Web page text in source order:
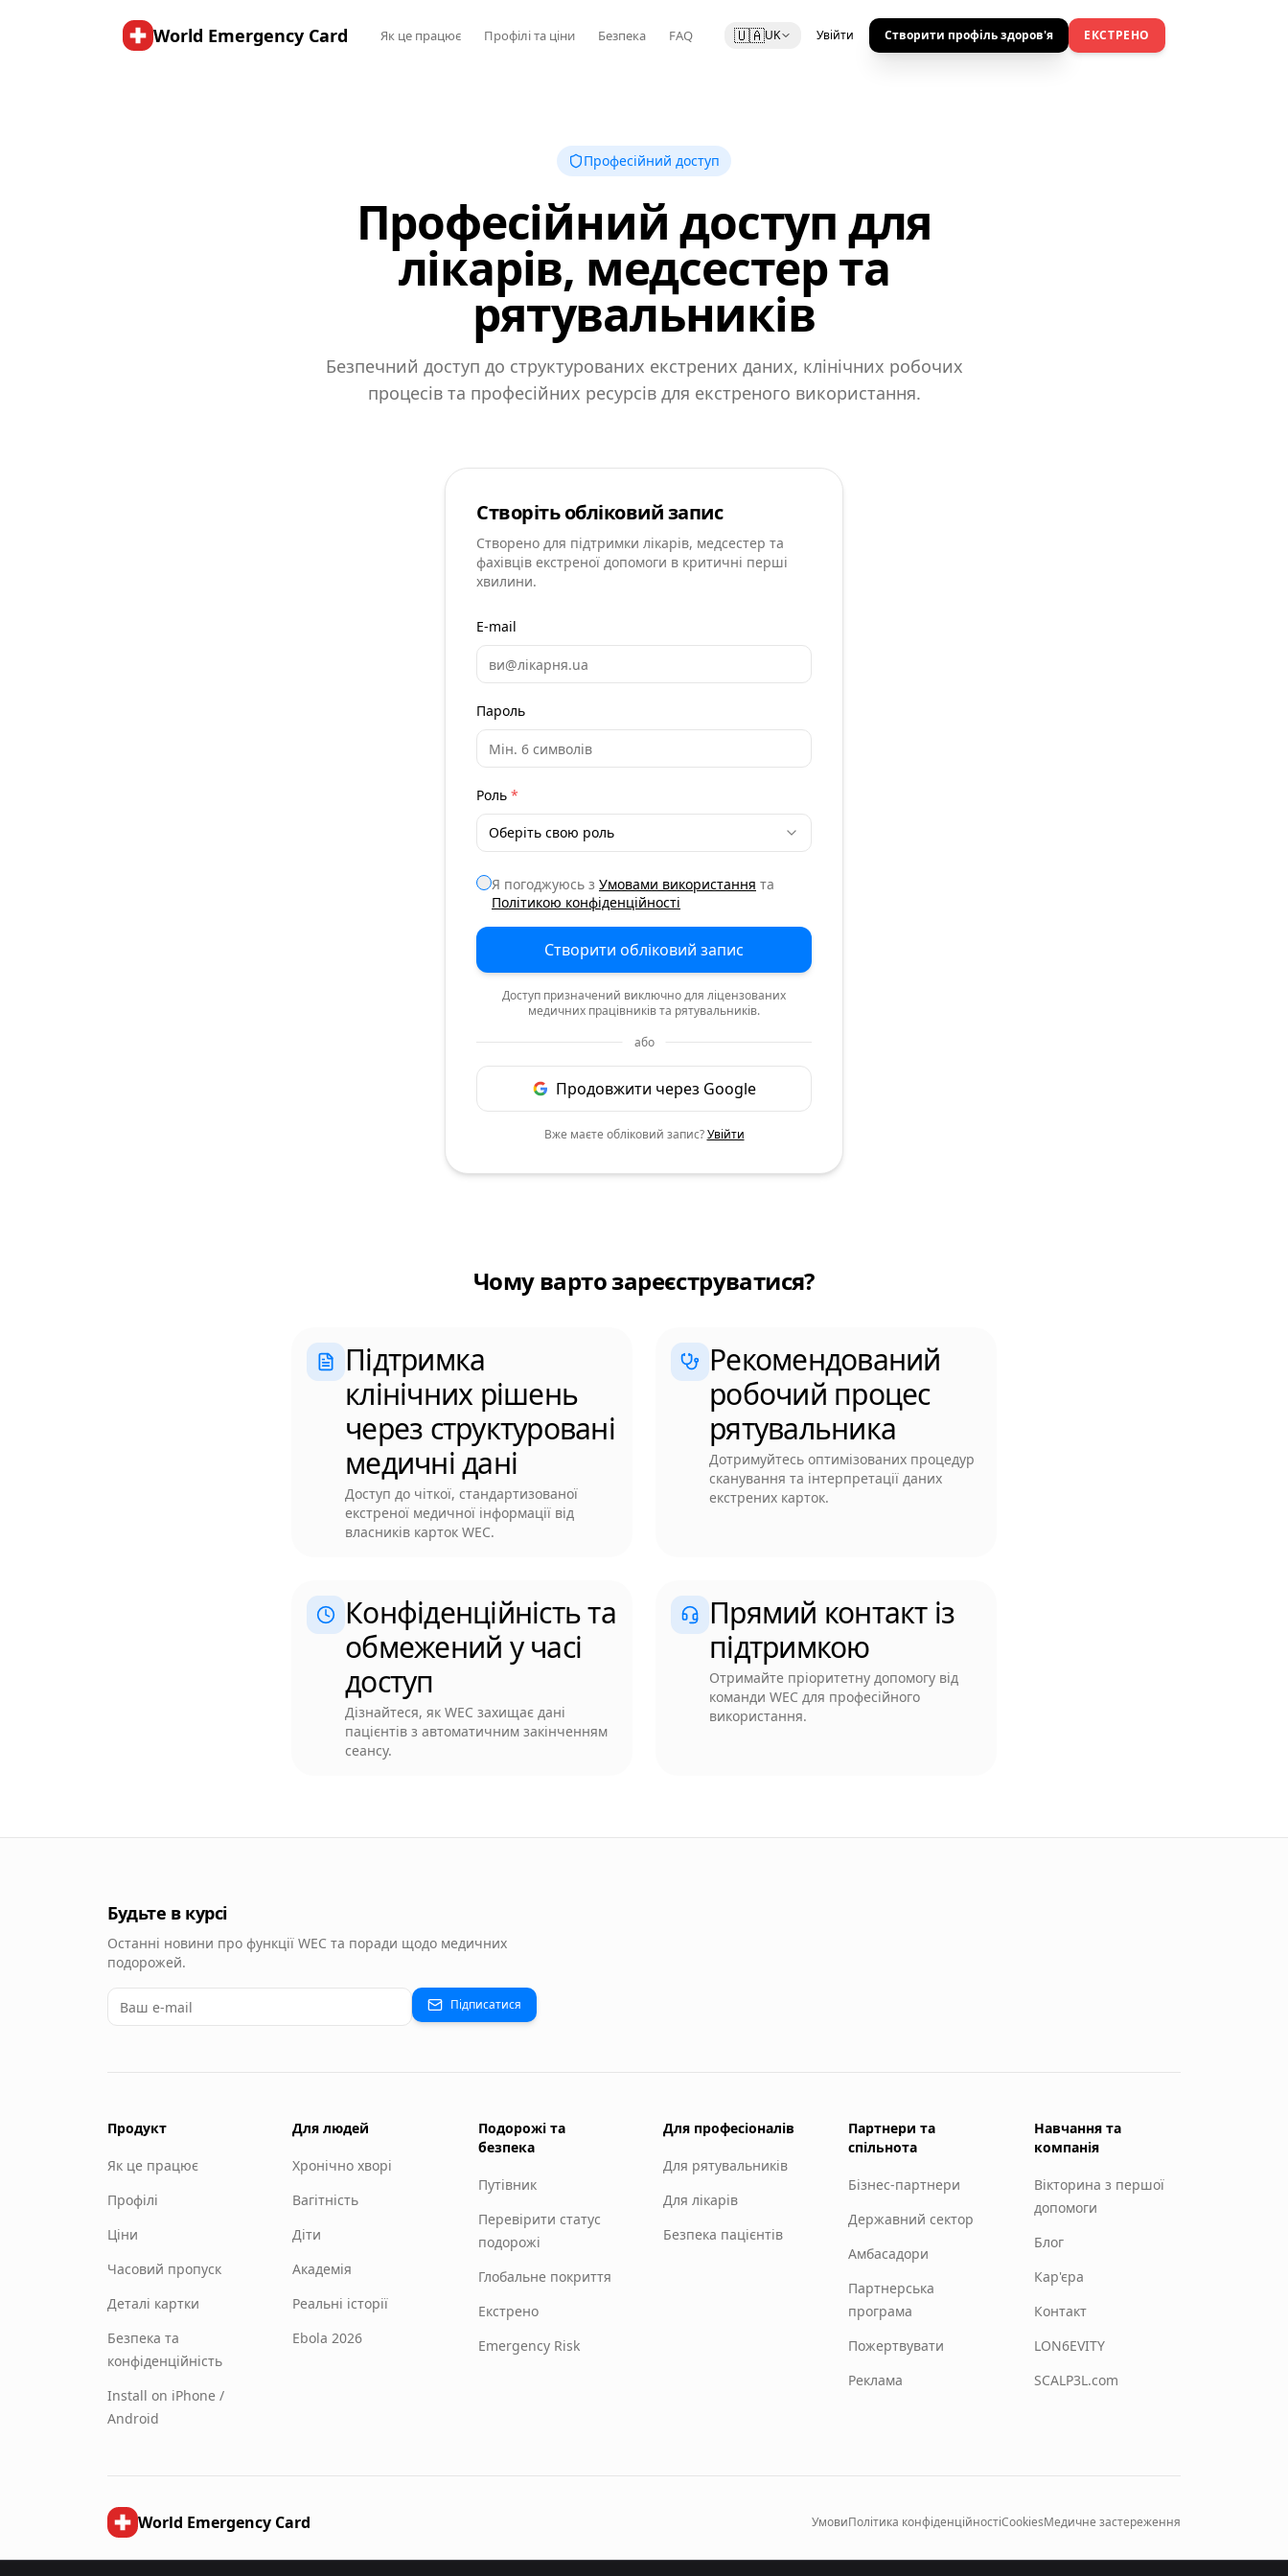
World Emergency Card Як це працює Профілі та ціни Безпека FAQ 🇺🇦UK Увійти Створити профіль здоров'я ЕКСТРЕНО
Професійний доступ
Професійний доступ для
лікарів, медсестер та
рятувальників
Безпечний доступ до структурованих екстрених даних, клінічних робочих
процесів та професійних ресурсів для екстреного використання.
Створіть обліковий запис
Створено для підтримки лікарів, медсестер та
фахівців екстреної допомоги в критичні перші
хвилини.
E-mail
Пароль
Роль *
Оберіть свою роль
Я погоджуюсь з Умовами використання та
Політикою конфіденційності
Створити обліковий запис
Доступ призначений виключно для ліцензованих
медичних працівників та рятувальників.
або
Продовжити через Google
Вже маєте обліковий запис? Увійти
Чому варто зареєструватися?
Підтримка
клінічних рішень
через структуровані
медичні дані
Доступ до чіткої, стандартизованої
екстреної медичної інформації від
власників карток WEC.
Рекомендований
робочий процес
рятувальника
Дотримуйтесь оптимізованих процедур
сканування та інтерпретації даних
екстрених карток.
Конфіденційність та
обмежений у часі
доступ
Дізнайтеся, як WEC захищає дані
пацієнтів з автоматичним закінченням
сеансу.
Прямий контакт із
підтримкою
Отримайте пріоритетну допомогу від
команди WEC для професійного
використання.
Будьте в курсі
Останні новини про функції WEC та поради щодо медичних
подорожей.
Підписатися
Продукт
Як це працює
Профілі
Ціни
Часовий пропуск
Деталі картки
Безпека та
конфіденційність
Install on iPhone /
Android
Для людей
Хронічно хворі
Вагітність
Діти
Академія
Реальні історії
Ebola 2026
Подорожі та
безпека
Путівник
Перевірити статус
подорожі
Глобальне покриття
Екстрено
Emergency Risk
Для професіоналів
Для рятувальників
Для лікарів
Безпека пацієнтів
Партнери та
спільнота
Бізнес-партнери
Державний сектор
Амбасадори
Партнерська
програма
Пожертвувати
Реклама
Навчання та
компанія
Вікторина з першої
допомоги
Блог
Кар'єра
Контакт
LON6EVITY
SCALP3L.com
World Emergency Card УмовиПолітика конфіденційностіCookiesМедичне застереження